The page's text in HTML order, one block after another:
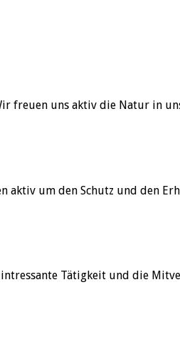
freuen uns aktiv die Natur in
aktiv um den Schutz und den
Tätigkeit und die